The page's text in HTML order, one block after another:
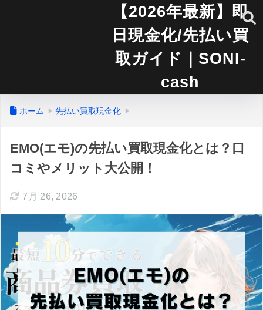
【2026年最新】即
日現金化/先払い買
取ガイド｜SONI-
cash
ホーム 先払い買取現金化
EMO(エモ)の先払い買取現金化とは？口
コミやメリット大公開！
7月 26, 2026